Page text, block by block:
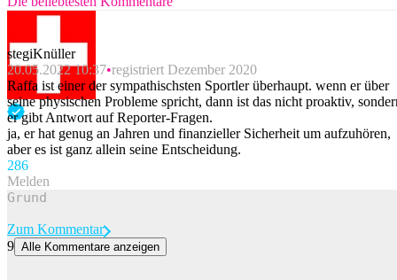
stegiKnüller
20.05.2022 10:37 registriert Dezember 2020
Raffa ist einer der sympathischsten Sportler überhaupt. wenn er über
seine physischen Probleme spricht, dann ist das nicht proaktiv,
er gibt Antwort auf Reporter-Fragen.
ja, er hat genug an Jahren und finanzieller Sicherheit um aufzuhören,
aber es ist ganz allein seine Entscheidung.
286
Melden
Zum Kommentar
9 Alle Kommentare anzeigen